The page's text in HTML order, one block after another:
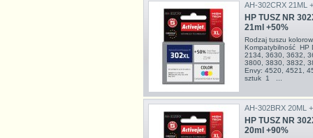
AH-302CRX 21ML
HP TUSZ NR
21ml +50%
Rodzaj tuszu
Kompatybilność HP
2134, 3630, 3632,
3800, 3830, 3832,
Envy: 4520, 4521,
sztuk 1 ...
AH-302BRX 20ML
HP TUSZ NR
20ml +90%